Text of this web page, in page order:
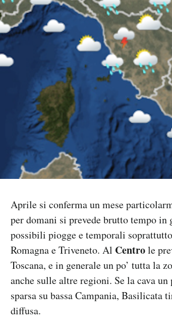
Aprile si conferma un mese
per domani si prevede brutto tempo
possibili piogge e temporali
Romagna e Triveneto. Al Centrole
Toscana, e in generale un po’ tutta la
anche sulle altre regioni. Se la cava
sparsa su bassa Campania, Basilicata
diffusa.